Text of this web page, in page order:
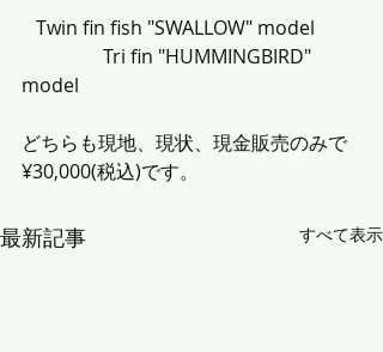
                 Tri fin "HUMMINGBIRD"
model
どちらも現地、現状、現金販売のみで
¥30,000(税込)です。
最新記事 すべて表示